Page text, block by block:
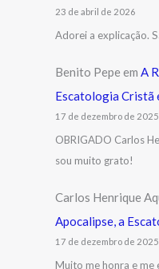
23 de abril de 2026
Adorei a explicação.
Benito Pepe em A
Escatologia Cristã
17 de dezembro de 2025
OBRIGADO Carlos
sou muito grato!
Carlos Henrique
Apocalipse, a
17 de dezembro de 2025
Muito me honra e me